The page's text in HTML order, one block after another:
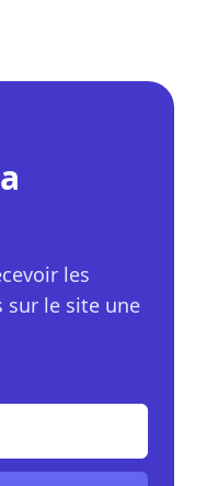
les
sur le site une